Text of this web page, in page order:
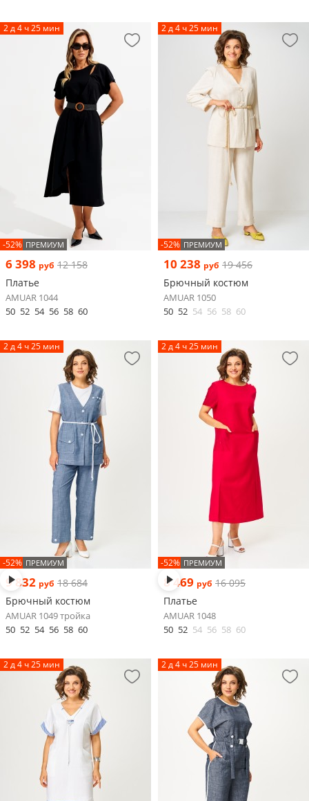
2 д 4 ч 25 мин
-52% ПРЕМИУМ
6 398 руб 12 158
Платье
AMUAR 1044
50 52 54 56 58 60
2 д 4 ч 25 мин
-52% ПРЕМИУМ
10 238 руб 19 456
Брючный костюм
AMUAR 1050
50 52 54 56 58 60
2 д 4 ч 25 мин
-52% ПРЕМИУМ
9 832 руб 18 684
Брючный костюм
AMUAR 1049 тройка
50 52 54 56 58 60
2 д 4 ч 25 мин
-52% ПРЕМИУМ
8 469 руб 16 095
Платье
AMUAR 1048
50 52 54 56 58 60
2 д 4 ч 25 мин 2 д 4 ч 25 мин